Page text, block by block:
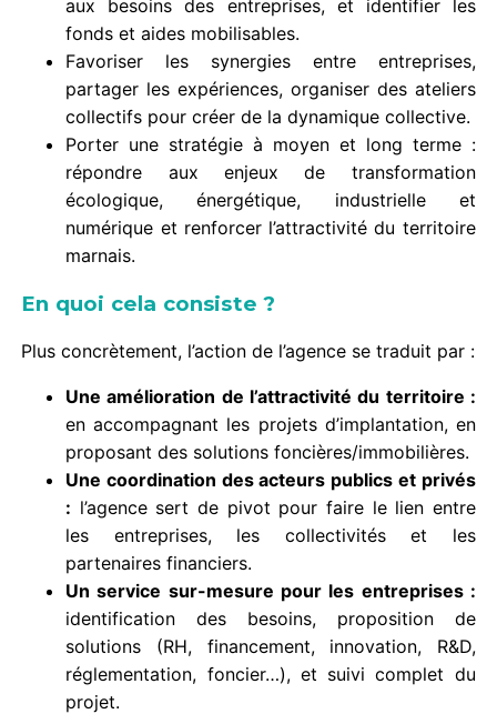
aux besoins des entreprises, et identifier les
fonds et aides mobilisables.
Favoriser les synergies entre entreprises,
partager les expériences, organiser des ateliers
collectifs pour créer de la dynamique collective.
Porter une stratégie à moyen et long terme :
répondre aux enjeux de transformation
écologique, énergétique, industrielle et
numérique et renforcer l’attractivité du territoire
marnais.
En quoi cela consiste ?
Plus concrètement, l’action de l’agence se traduit par :
Une amélioration de l’attractivité du territoire :
en accompagnant les projets d’implantation, en
proposant des solutions foncières/immobilières.
Une coordination des acteurs publics et privés
: l’agence sert de pivot pour faire le lien entre
les entreprises, les collectivités et les
partenaires financiers.
Un service sur-mesure pour les entreprises :
identification des besoins, proposition de
solutions (RH, financement, innovation, R&D,
réglementation, foncier…), et suivi complet du
projet.